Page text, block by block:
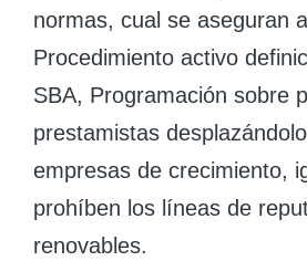
normas, cual se aseguran
Procedimiento activo
SBA, Programación sobre
prestamistas
empresas de crecimiento,
prohíben los líneas de
renovables.